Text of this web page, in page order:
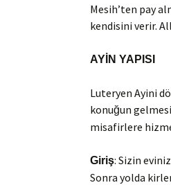
Mesih’ten pay
kendisini verir.
AYİN YAPISI
Luteryen Ayini
konuğun
misafirlere
Giriş: Sizin
Sonra yolda